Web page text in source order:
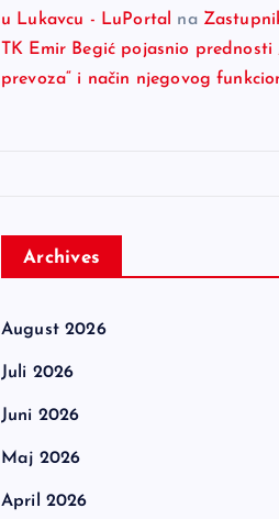
u Lukavcu - LuPortal
na
TK Emir Begić pojasnio prednosti
prevoza“ i način njegovog
Archives
August 2026
Juli 2026
Juni 2026
Maj 2026
April 2026